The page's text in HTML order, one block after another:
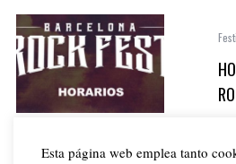
Esta página web emplea tanto